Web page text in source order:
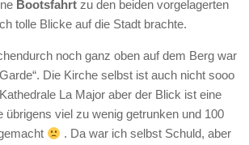
Bootsfahrt zu den beiden vorgelagerten
tolle Blicke auf die Stadt brachte.
noch ganz oben auf dem Berg war
Die Kirche selbst ist auch nicht sooo
La Major aber der Blick ist eine
übrigens viel zu wenig getrunken und 100
. Da war ich selbst Schuld, aber